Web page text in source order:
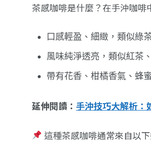
茶感咖啡是什麼？在手沖咖啡
口感輕盈、細緻，類似綠
風味純淨透亮，類似紅茶
帶有花香、柑橘香氣、蜂
延伸閱讀： 手沖技巧大解析：
這種茶感咖啡通常來自以